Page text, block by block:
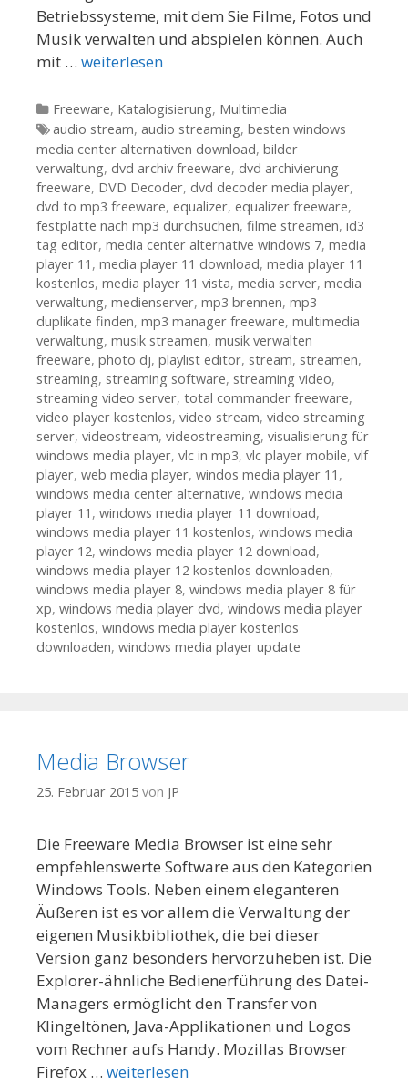
Betriebssysteme, mit dem Sie Filme, Fotos und
Musik verwalten und abspielen können. Auch
mit … weiterlesen
Kategorien
Freeware, Katalogisierung, Multimedia
Tags
audio stream, audio streaming, besten windows
media center alternativen download, bilder
verwaltung, dvd archiv freeware, dvd archivierung
freeware, DVD Decoder, dvd decoder media player,
dvd to mp3 freeware, equalizer, equalizer freeware,
festplatte nach mp3 durchsuchen, filme streamen, id3
tag editor, media center alternative windows 7, media
player 11 , media player 11 download, media player 11
kostenlos, media player 11 vista, media server, media
verwaltung, medienserver, mp3 brennen, mp3
duplikate finden, mp3 manager freeware, multimedia
verwaltung, musik streamen, musik verwalten
freeware, photo dj, playlist editor, stream, streamen,
streaming, streaming software, streaming video,
streaming video server, total commander freeware,
video player kostenlos, video stream, video streaming
server, videostream, videostreaming, visualisierung für
windows media player, vlc in mp3, vlc player mobile, vlf
player, web media player, windos media player 11 ,
windows media center alternative, windows media
player 11 , windows media player 11 download,
windows media player 11 kostenlos, windows media
player 12, windows media player 12 download,
windows media player 12 kostenlos downloaden,
windows media player 8, windows media player 8 für
xp, windows media player dvd, windows media player
kostenlos, windows media player kostenlos
downloaden, windows media player update
Media Browser
25. Februar 2015 von JP
Die Freeware Media Browser ist eine sehr
empfehlenswerte Software aus den Kategorien
Windows Tools. Neben einem eleganteren
Äußeren ist es vor allem die Verwaltung der
eigenen Musikbibliothek, die bei dieser
Version ganz besonders hervorzuheben ist. Die
Explorer-ähnliche Bedienerführung des Datei-
Managers ermöglicht den Transfer von
Klingeltönen, Java-Applikationen und Logos
vom Rechner aufs Handy. Mozillas Browser
Firefox … weiterlesen